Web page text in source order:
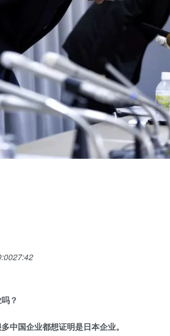
27:42
？
中国企业都想证明是日本企业。